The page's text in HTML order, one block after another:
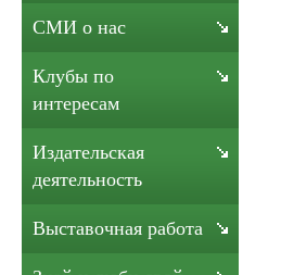
СМИ о нас
Клубы по
интересам
Издательская
деятельность
Выставочная работа